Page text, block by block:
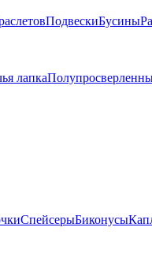
ПодвескиБусины
лапка
СпейсерыБиконусы